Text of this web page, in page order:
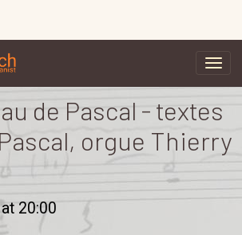
de Pascal - textes
orgue Thierry
at 20:00